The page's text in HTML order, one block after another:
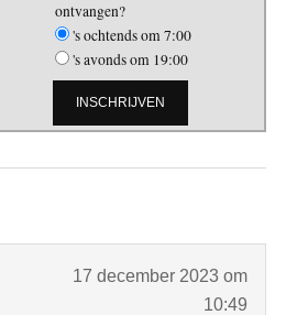
ontvangen?
's ochtends om 7:00
's avonds om 19:00
17 december 2023 om
10:49